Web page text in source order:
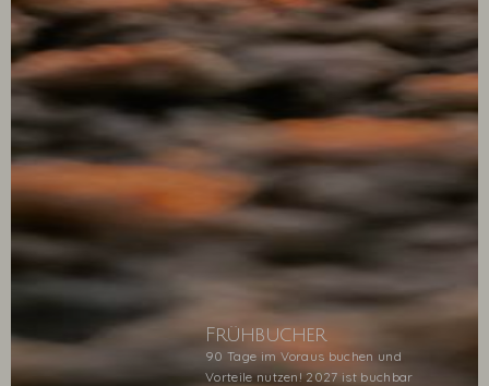
Frühbucher
90 Tage im Voraus buchen und
Vorteile nutzen! 2027 ist buchbar